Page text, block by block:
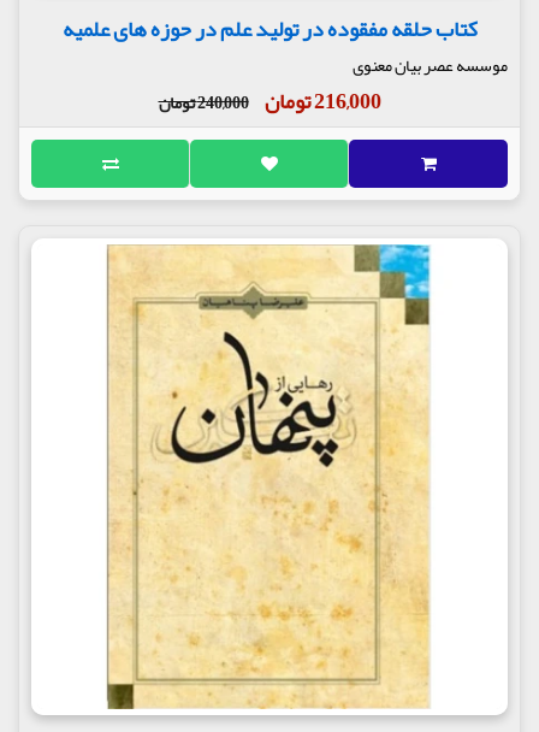
کتاب حلقه مفقوده در تولید علم در حوزه های علمیه
موسسه عصر بیان معنوی
216,000 تومان 240,000 تومان